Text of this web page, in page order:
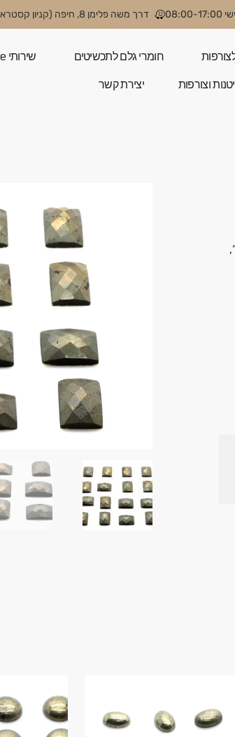
דרך משה פלימן 8, חיפה (קניון קסטרא)
חומרי גלם לתכשיטים שירותי E-Commerce
וצורפות יצירת קשר